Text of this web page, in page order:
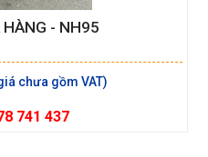
HÀNG - NH95
741 437